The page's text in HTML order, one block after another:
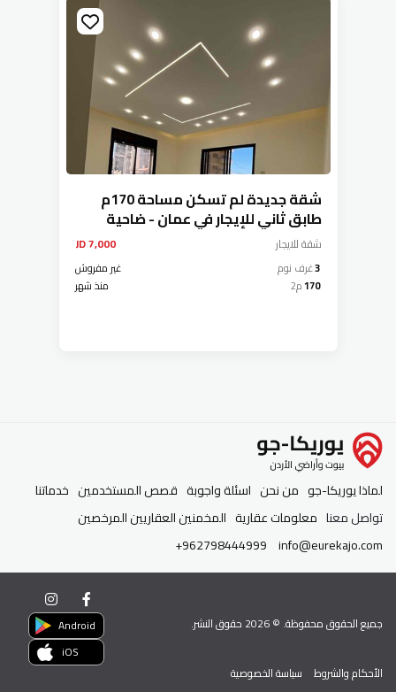
شقة جديدة لم تسكن مساحة 170م
طابق ثاني للإيجار في عمان - ضاحية
الرشيد
شقةللايجار 7,000 JD
3غرف نوم
غير مفروش
170م2 منذ شهر
لماذا يوريكا-جو من نحن اسئلة واجوبة قصص المستخدمين خدماتنا
تواصل معنا معلومات عقارية المخمنين العقاريين المرخصين
info@eurekajo.com
+962798444999
جميع الحقوق محفوظة. ©2026 حقوق النشر.
Android
iOS
الأحكام والشروط
سياسة الخصوصية